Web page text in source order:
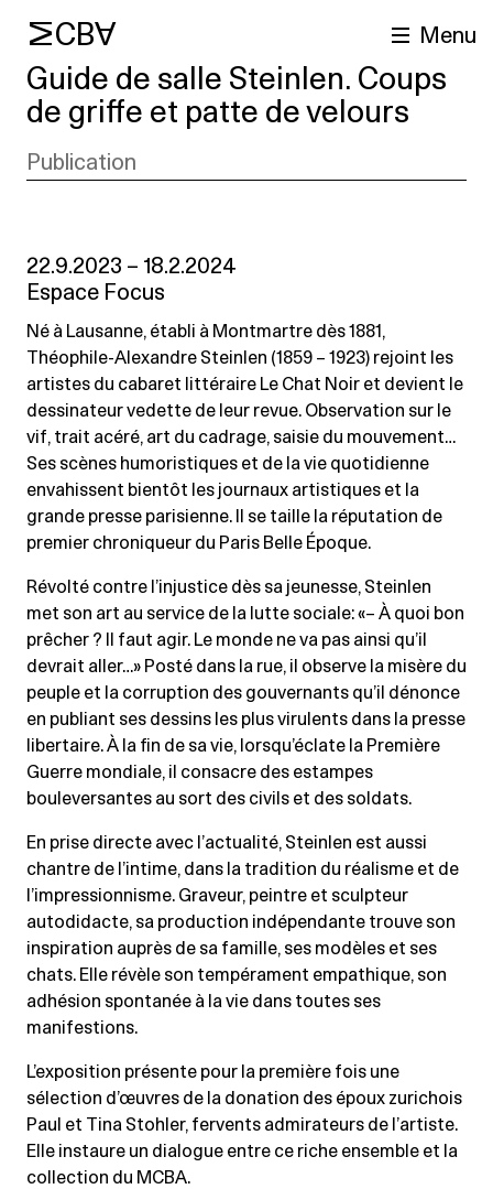
MCBA Menu
Guide de salle Steinlen. Coups
de griffe et patte de velours
Publication
22.9.2023 – 18.2.2024
Espace Focus
Né à Lausanne, établi à Montmartre dès 1881,
Théophile-Alexandre Steinlen (1859 – 1923) rejoint les
artistes du cabaret littéraire Le Chat Noir et devient le
dessinateur vedette de leur revue. Observation sur le
vif, trait acéré, art du cadrage, saisie du mouvement…
Ses scènes humoristiques et de la vie quotidienne
envahissent bientôt les journaux artistiques et la
grande presse parisienne. Il se taille la réputation de
premier chroniqueur du Paris Belle Époque.
Révolté contre l’injustice dès sa jeunesse, Steinlen
met son art au service de la lutte sociale: «– À quoi bon
prêcher ? Il faut agir. Le monde ne va pas ainsi qu’il
devrait aller…» Posté dans la rue, il observe la misère du
peuple et la corruption des gouvernants qu’il dénonce
en publiant ses dessins les plus virulents dans la presse
libertaire. À la fin de sa vie, lorsqu’éclate la Première
Guerre mondiale, il consacre des estampes
bouleversantes au sort des civils et des soldats.
En prise directe avec l’actualité, Steinlen est aussi
chantre de l’intime, dans la tradition du réalisme et de
l’impressionnisme. Graveur, peintre et sculpteur
autodidacte, sa production indépendante trouve son
inspiration auprès de sa famille, ses modèles et ses
chats. Elle révèle son tempérament empathique, son
adhésion spontanée à la vie dans toutes ses
manifestions.
L’exposition présente pour la première fois une
sélection d’œuvres de la donation des époux zurichois
Paul et Tina Stohler, fervents admirateurs de l’artiste.
Elle instaure un dialogue entre ce riche ensemble et la
collection du MCBA.